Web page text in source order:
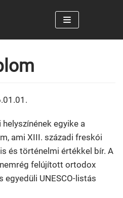
egyike a
ami XIII. századi freskói
és történelmi értékkel bír. A
felújított ortodox
UNESCO-listás